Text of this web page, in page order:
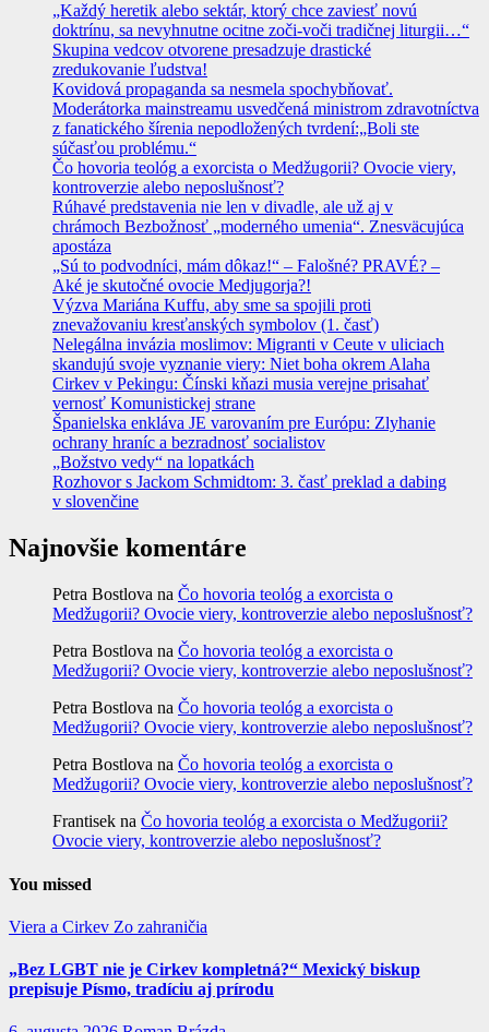
„Každý heretik alebo sektár, ktorý chce zaviesť novú
doktrínu, sa nevyhnutne ocitne zoči-voči tradičnej liturgii…“
Skupina vedcov otvorene presadzuje drastické
zredukovanie ľudstva!
Kovidová propaganda sa nesmela spochybňovať.
Moderátorka mainstreamu usvedčená ministrom zdravotníctva
z fanatického šírenia nepodložených tvrdení:„Boli ste
súčasťou problému.“
Čo hovoria teológ a exorcista o Medžugorii? Ovocie viery,
kontroverzie alebo neposlušnosť?
Rúhavé predstavenia nie len v divadle, ale už aj v
chrámoch Bezbožnosť „moderného umenia“. Znesväcujúca
apostáza
„Sú to podvodníci, mám dôkaz!“ – Falošné? PRAVÉ? –
Aké je skutočné ovocie Medjugorja?!
Výzva Mariána Kuffu, aby sme sa spojili proti
znevažovaniu kresťanských symbolov (1. časť)
Nelegálna invázia moslimov: Migranti v Ceute v uliciach
skandujú svoje vyznanie viery: Niet boha okrem Alaha
Cirkev v Pekingu: Čínski kňazi musia verejne prisahať
vernosť Komunistickej strane
Španielska enkláva JE varovaním pre Európu: Zlyhanie
ochrany hraníc a bezradnosť socialistov
„Božstvo vedy“ na lopatkách
Rozhovor s Jackom Schmidtom: 3. časť preklad a dabing
v slovenčine
Najnovšie komentáre
Petra Bostlova na Čo hovoria teológ a exorcista o
Medžugorii? Ovocie viery, kontroverzie alebo neposlušnosť?
Petra Bostlova na Čo hovoria teológ a exorcista o
Medžugorii? Ovocie viery, kontroverzie alebo neposlušnosť?
Petra Bostlova na Čo hovoria teológ a exorcista o
Medžugorii? Ovocie viery, kontroverzie alebo neposlušnosť?
Petra Bostlova na Čo hovoria teológ a exorcista o
Medžugorii? Ovocie viery, kontroverzie alebo neposlušnosť?
Frantisek na Čo hovoria teológ a exorcista o Medžugorii?
Ovocie viery, kontroverzie alebo neposlušnosť?
You missed
Viera a Cirkev Zo zahraničia
„Bez LGBT nie je Cirkev kompletná?“ Mexický biskup
prepisuje Písmo, tradíciu aj prírodu